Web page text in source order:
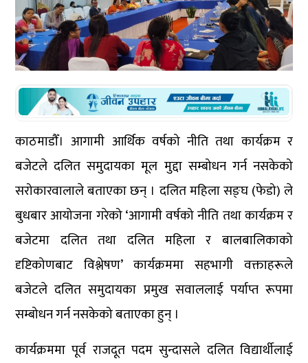
काठमाडौँ। आगामी आर्थिक वर्षको नीति तथा कार्यक्रम र
बजेटले दलित समुदायका मूल मुद्दा सम्बोधन गर्न नसकेको
सरोकारवालाले बताएका छन् । दलित महिला सङ्घ (फेडो) ले
बुधबार आयोजना गरेको ‘आगामी वर्षको नीति तथा कार्यक्रम र
बजेटमा दलित तथा दलित महिला र बालबालिकाको
दृष्टिकोणबाट विश्लेषण’ कार्यक्रममा सहभागी वक्ताहरूले
बजेटले दलित समुदायका प्रमुख सवाललाई पर्याप्त रूपमा
सम्बोधन गर्न नसकेको बताएका हुन् ।
कार्यक्रममा पूर्व राजदूत पदम सुन्दासले दलित विद्यार्थीलाई